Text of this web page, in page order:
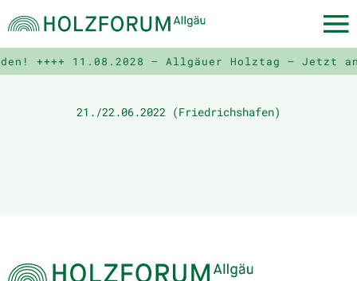
++++ 11.08.2028 – Allgäuer Holztag – Jetzt
21./22.06.2022 (Friedrichshafen)